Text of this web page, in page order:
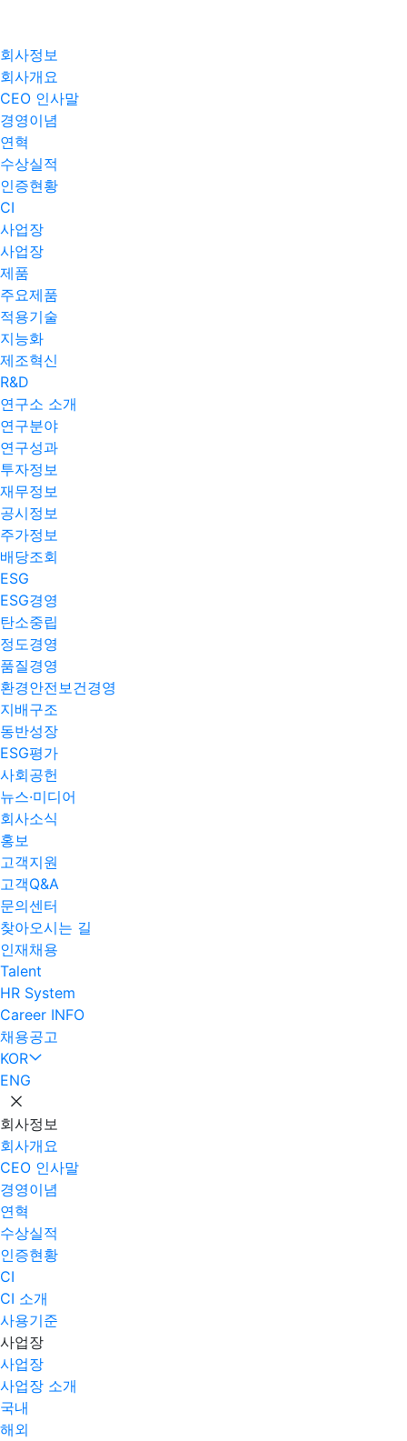
회사정보
회사개요
CEO 인사말
경영이념
연혁
수상실적
인증현황
CI
사업장
사업장
제품
주요제품​
적용기술
지능화
제조혁신
R&D
연구소 소개
연구분야
연구성과
투자정보
재무정보
공시정보
주가정보
배당조회
ESG
ESG경영
탄소중립
정도경영
품질경영
환경안전보건경영
지배구조
동반성장
ESG평가
사회공헌
뉴스·미디어
회사소식
홍보
고객지원
고객Q&A
문의센터
찾아오시는 길
인재채용
Talent
HR System
Career INFO
채용공고
KOR
ENG
회사정보
회사개요
CEO 인사말
경영이념
연혁
수상실적
인증현황
CI
CI 소개
사용기준
사업장
사업장
사업장 소개
국내
해외